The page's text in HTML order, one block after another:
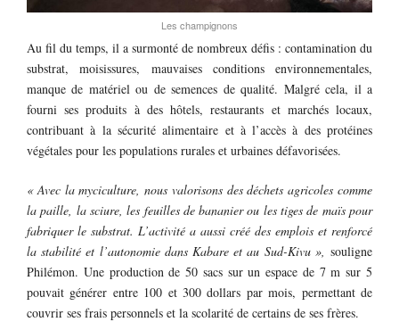
Les champignons
Au fil du temps, il a surmonté de nombreux défis : contamination du
substrat, moisissures, mauvaises conditions environnementales,
manque de matériel ou de semences de qualité. Malgré cela, il a
fourni ses produits à des hôtels, restaurants et marchés locaux,
contribuant à la sécurité alimentaire et à l’accès à des protéines
végétales pour les populations rurales et urbaines défavorisées.
« Avec la myciculture, nous valorisons des déchets agricoles comme
la paille, la sciure, les feuilles de bananier ou les tiges de maïs pour
fabriquer le substrat. L’activité a aussi créé des emplois et renforcé
la stabilité et l’autonomie dans Kabare et au Sud-Kivu », souligne
Philémon. Une production de 50 sacs sur un espace de 7 m sur 5
pouvait générer entre 100 et 300 dollars par mois, permettant de
couvrir ses frais personnels et la scolarité de certains de ses frères.